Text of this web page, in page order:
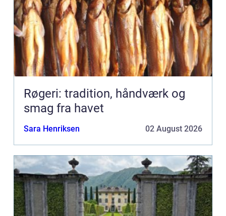
Røgeri: tradition, håndværk og
smag fra havet
Sara Henriksen 02 August 2026